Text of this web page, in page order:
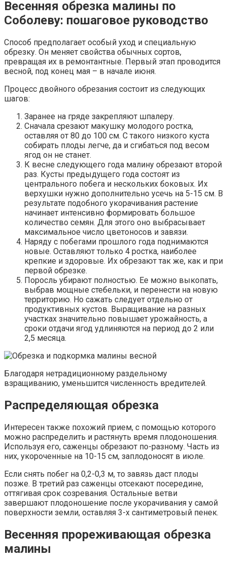
Весенняя обрезка малины по
Соболеву: пошаговое руководство
Способ предполагает особый уход и специальную
обрезку. Он меняет свойства обычных сортов,
превращая их в ремонтантные. Первый этап проводится
весной, под конец мая – в начале июня.
Процесс двойного обрезания состоит из следующих
шагов:
Заранее на гряде закрепляют шпалеру.
Сначала срезают макушку молодого ростка,
оставляя от 80 до 100 см. С такого низкого куста
собирать плоды легче, да и сгибаться под весом
ягод он не станет.
К весне следующего года малину обрезают второй
раз. Кусты предыдущего года состоят из
центрального побега и нескольких боковых. Их
верхушки нужно дополнительно усечь на 5-15 см. В
результате подобного укорачивания растение
начинает интенсивно формировать большое
количество семян. Для этого оно выбрасывает
максимальное число цветоносов и завязи.
Наряду с побегами прошлого года поднимаются
новые. Оставляют только 4 ростка, наиболее
крепкие и здоровые. Их обрезают так же, как и при
первой обрезке.
Поросль убирают полностью. Ее можно выкопать,
выбрав мощные стебельки, и перенести на новую
территорию. Но сажать следует отдельно от
продуктивных кустов. Выращивание на разных
участках значительно повышает урожайность, а
сроки отдачи ягод удлиняются на период до 2 или
2,5 месяца.
Благодаря нетрадиционному раздельному
взращиванию, уменьшится численность вредителей.
Распределяющая обрезка
Интересен также похожий прием, с помощью которого
можно распределить и растянуть время плодоношения.
Используя его, саженцы обрезают по-разному. Часть из
них, укороченные на 10-15 см, заплодоносят в июле.
Если снять побег на 0,2-0,3 м, то завязь даст плоды
позже. В третий раз саженцы отсекают посередине,
оттягивая срок созревания. Остальные ветви
завершают плодоношение после укорачивания у самой
поверхности земли, оставляя 3-х сантиметровый пенек.
Весенняя прореживающая обрезка
малины